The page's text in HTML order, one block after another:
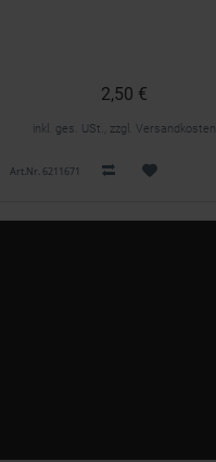
2,50 €
inkl. ges. USt., zzgl. Versandkosten
Art.Nr. 6211671